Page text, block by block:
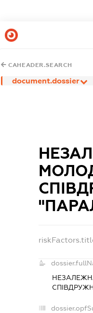
CAHEADER.SEARCH
document.dossier